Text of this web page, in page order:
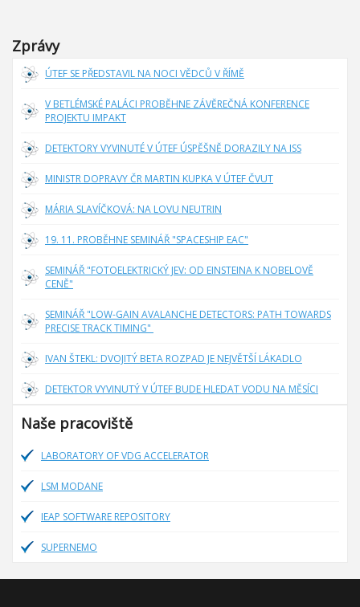
Zprávy
ÚTEF SE PŘEDSTAVIL NA NOCI VĚDCŮ V ŘÍMĚ
V BETLÉMSKÉ PALÁCI PROBĚHNE ZÁVĚREČNÁ KONFERENCE
PROJEKTU IMPAKT
DETEKTORY VYVINUTÉ V ÚTEF ÚSPĚŠNĚ DORAZILY NA ISS
MINISTR DOPRAVY ČR MARTIN KUPKA V ÚTEF ČVUT
MÁRIA SLAVÍČKOVÁ: NA LOVU NEUTRIN
19. 11. PROBĚHNE SEMINÁŘ "SPACESHIP EAC"
SEMINÁŘ "FOTOELEKTRICKÝ JEV: OD EINSTEINA K NOBELOVĚ
CENĚ"
SEMINÁŘ "LOW-GAIN AVALANCHE DETECTORS: PATH TOWARDS
PRECISE TRACK TIMING"
IVAN ŠTEKL: DVOJITÝ BETA ROZPAD JE NEJVĚTŠÍ LÁKADLO
DETEKTOR VYVINUTÝ V ÚTEF BUDE HLEDAT VODU NA MĚSÍCI
Naše pracoviště
LABORATORY OF VDG ACCELERATOR
LSM MODANE
IEAP SOFTWARE REPOSITORY
SUPERNEMO